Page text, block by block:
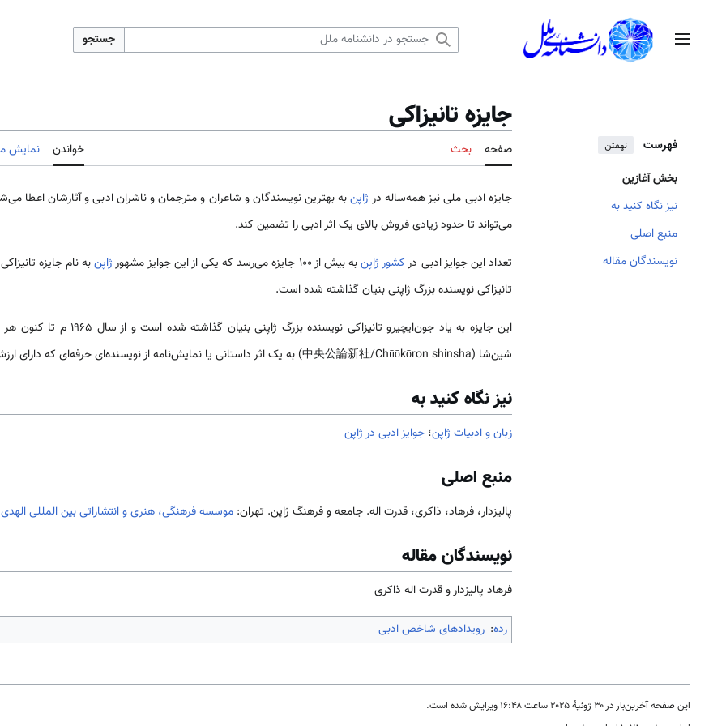
منوی اصلی جستجو
فهرست نهفتن
بخش آغازین
نیز نگاه کنید به
منبع اصلی
نویسندگان مقاله
جایزه تانیزاکی
صفحه بحث خواندن نمایش
جایزه ادبی ملی نیز همه‌ساله در ژاپنبه بهترین نویسندگان و شاعران و مترجمان و ناشران ادبی و آثارشان اعطا
می‌تواند تا حدود زیادی فروش بالای یک اثر ادبی را تضمین کند.
تعداد این جوایز ادبی درکشور ژاپنبه بیش از 100 جایزه می‌رسد که یکی از این جوایز مشهور ژاپنبه نام جایزه
تانیزاکی نویسنده بزرگ ژاپنی بنیان گذاشته شده است.
این جایزه به یاد جون‌ایچیرو تانیزاکی
شین‌شا (中央公論新社/Chūōkōron shinsha) به یک اثر داستانی یا نمایش‌نامه از نویسنده‌ای حرفه‌ای که دارای ارزش ادبی بالا باشد اهدا می‌شود.
نیز نگاه کنید به
زبان و ادبیات ژاپن؛ جوایز ادبی در ژاپن
منبع اصلی
پالیزدار، فرهاد، ذاکری، قدرت اله. جامعه و فرهنگ ژاپن. تهران: موسسه فرهنگی، هنری و انتشاراتی بین المللی الهدی
نویسندگان مقاله
فرهاد پالیزدار و قدرت اله ذاکری
رده: رویدادهای شاخص ادبی
این صفحه آخرین‌بار در ‏۳۰ ژوئیهٔ ۲۰۲۵ ساعت ‏۱۶:۴۸ ویرایش شده است.